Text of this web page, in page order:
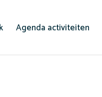
Agenda activiteiten